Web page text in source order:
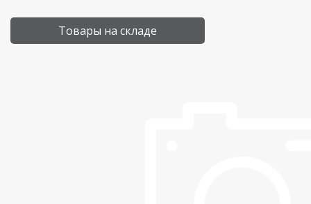
Товары на складе